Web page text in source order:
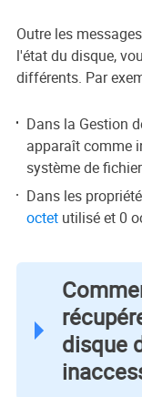
Outre les
l'état du disque,
différents. Par
Dans la Gestion
apparaît comme
système de
Dans les
octet utilisé et 0
disque